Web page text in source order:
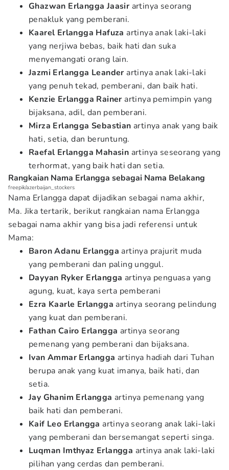
Ghazwan Erlangga Jaasir artinya seorang
penakluk yang pemberani.
Kaarel Erlangga Hafuza artinya anak laki-laki
yang nerjiwa bebas, baik hati dan suka
menyemangati orang lain.
Jazmi Erlangga Leander artinya anak laki-laki
yang penuh tekad, pemberani, dan baik hati.
Kenzie Erlangga Rainer artinya pemimpin yang
bijaksana, adil, dan pemberani.
Mirza Erlangga Sebastian artinya anak yang baik
hati, setia, dan beruntung.
Raefal Erlangga Mahasin artinya seseorang yang
terhormat, yang baik hati dan setia.
Rangkaian Nama Erlangga sebagai Nama Belakang
freepik/azerbaijan_stockers
Nama Erlangga dapat dijadikan sebagai nama akhir,
Ma. Jika tertarik, berikut rangkaian nama Erlangga
sebagai nama akhir yang bisa jadi referensi untuk
Mama:
Baron Adanu Erlangga artinya prajurit muda
yang pemberani dan paling unggul.
Dayyan Ryker Erlangga artinya penguasa yang
agung, kuat, kaya serta pemberani
Ezra Kaarle Erlangga artinya seorang pelindung
yang kuat dan pemberani.
Fathan Cairo Erlangga artinya seorang
pemenang yang pemberani dan bijaksana.
Ivan Ammar Erlangga artinya hadiah dari Tuhan
berupa anak yang kuat imanya, baik hati, dan
setia.
Jay Ghanim Erlangga artinya pemenang yang
baik hati dan pemberani.
Kaif Leo Erlangga artinya seorang anak laki-laki
yang pemberani dan bersemangat seperti singa.
Luqman Imthyaz Erlangga artinya anak laki-laki
pilihan yang cerdas dan pemberani.